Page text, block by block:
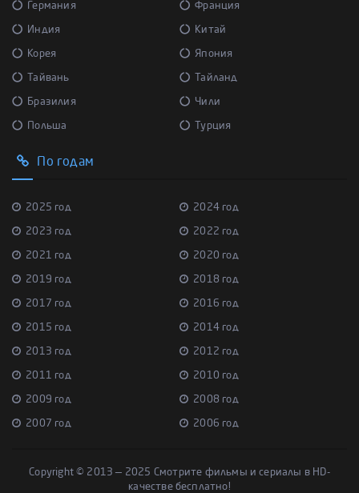
Германия Франция
Индия Китай
Корея Япония
Тайвань Тайланд
Бразилия Чили
Польша Турция
По годам
2025 год 2024 год
2023 год 2022 год
2021 год 2020 год
2019 год 2018 год
2017 год 2016 год
2015 год 2014 год
2013 год 2012 год
2011 год 2010 год
2009 год 2008 год
2007 год 2006 год
Copyright © 2013 — 2025 Смотрите фильмы и сериалы в HD-
качестве бесплатно!